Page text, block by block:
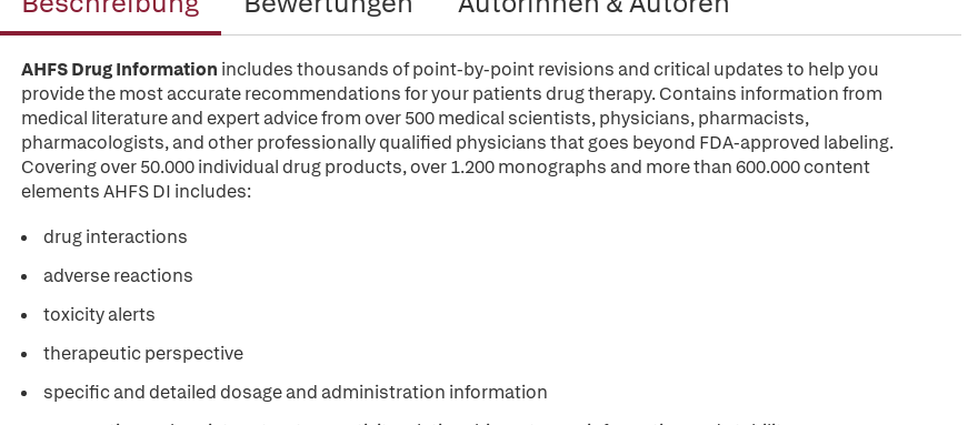
AHFS Drug Information includes thousands of point-by-point revisions and critical updates to help you
provide the most accurate recommendations for your patients drug therapy. Contains information from
medical literature and expert advice from over 500 medical scientists, physicians, pharmacists,
pharmacologists, and other professionally qualified physicians that goes beyond FDA-approved labeling.
Covering over 50.000 individual drug products, over 1.200 monographs and more than 600.000 content
elements AHFS DI includes:
drug interactions
adverse reactions
toxicity alerts
therapeutic perspective
specific and detailed dosage and administration information